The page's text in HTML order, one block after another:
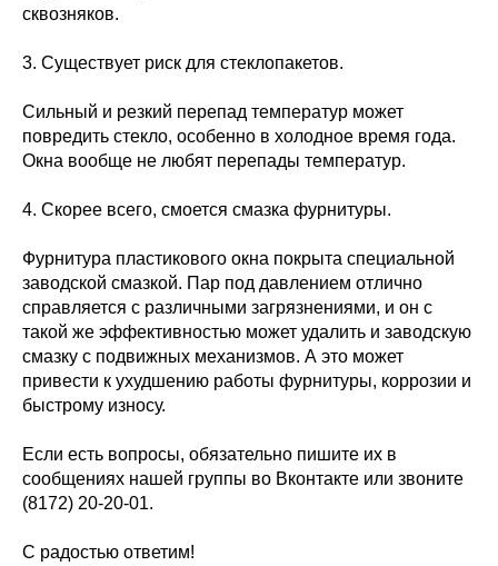
сквозняков.
3. Существует риск для стеклопакетов.
Сильный и резкий перепад температур может
повредить стекло, особенно в холодное время года.
Окна вообще не любят перепады температур.
4. Скорее всего, смоется смазка фурнитуры.
Фурнитура пластикового окна покрыта специальной
заводской смазкой. Пар под давлением отлично
справляется с различными загрязнениями, и он с
такой же эффективностью может удалить и заводскую
смазку с подвижных механизмов. А это может
привести к ухудшению работы фурнитуры, коррозии и
быстрому износу.
Если есть вопросы, обязательно пишите их в
сообщениях нашей группы во Вконтакте или звоните
(8172) 20-20-01.
С радостью ответим!